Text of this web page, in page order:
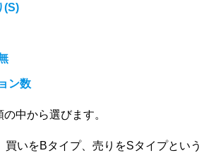
(S)
ン数
中から選びます。
買いをBタイプ、売りをSタイプという